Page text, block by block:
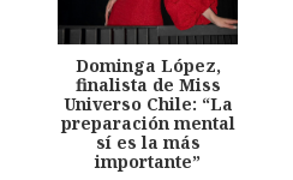
Dominga López,
finalista de Miss
Universo Chile: “La
preparación mental
sí es la más
importante”